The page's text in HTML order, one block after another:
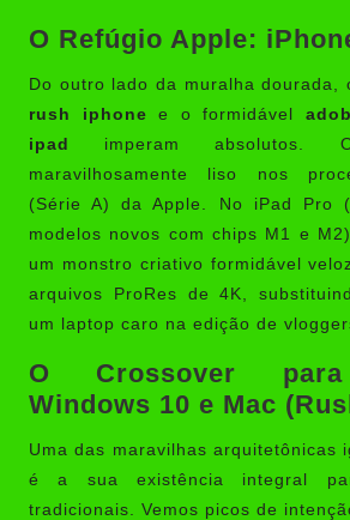
O Refúgio Apple:
Do outro lado da muralha dourada,
rush iphone e o formidável
ipad
imperam absolutos.
maravilhosamente liso nos
(Série A) da Apple. No iPad Pro
modelos novos com chips M1 e
um monstro criativo formidável
arquivos ProRes de 4K,
um laptop caro na edição de
O Crossover para
Windows 10 e Mac
Uma das maravilhas arquitetônicas
é a sua existência integral
tradicionais. Vemos picos de